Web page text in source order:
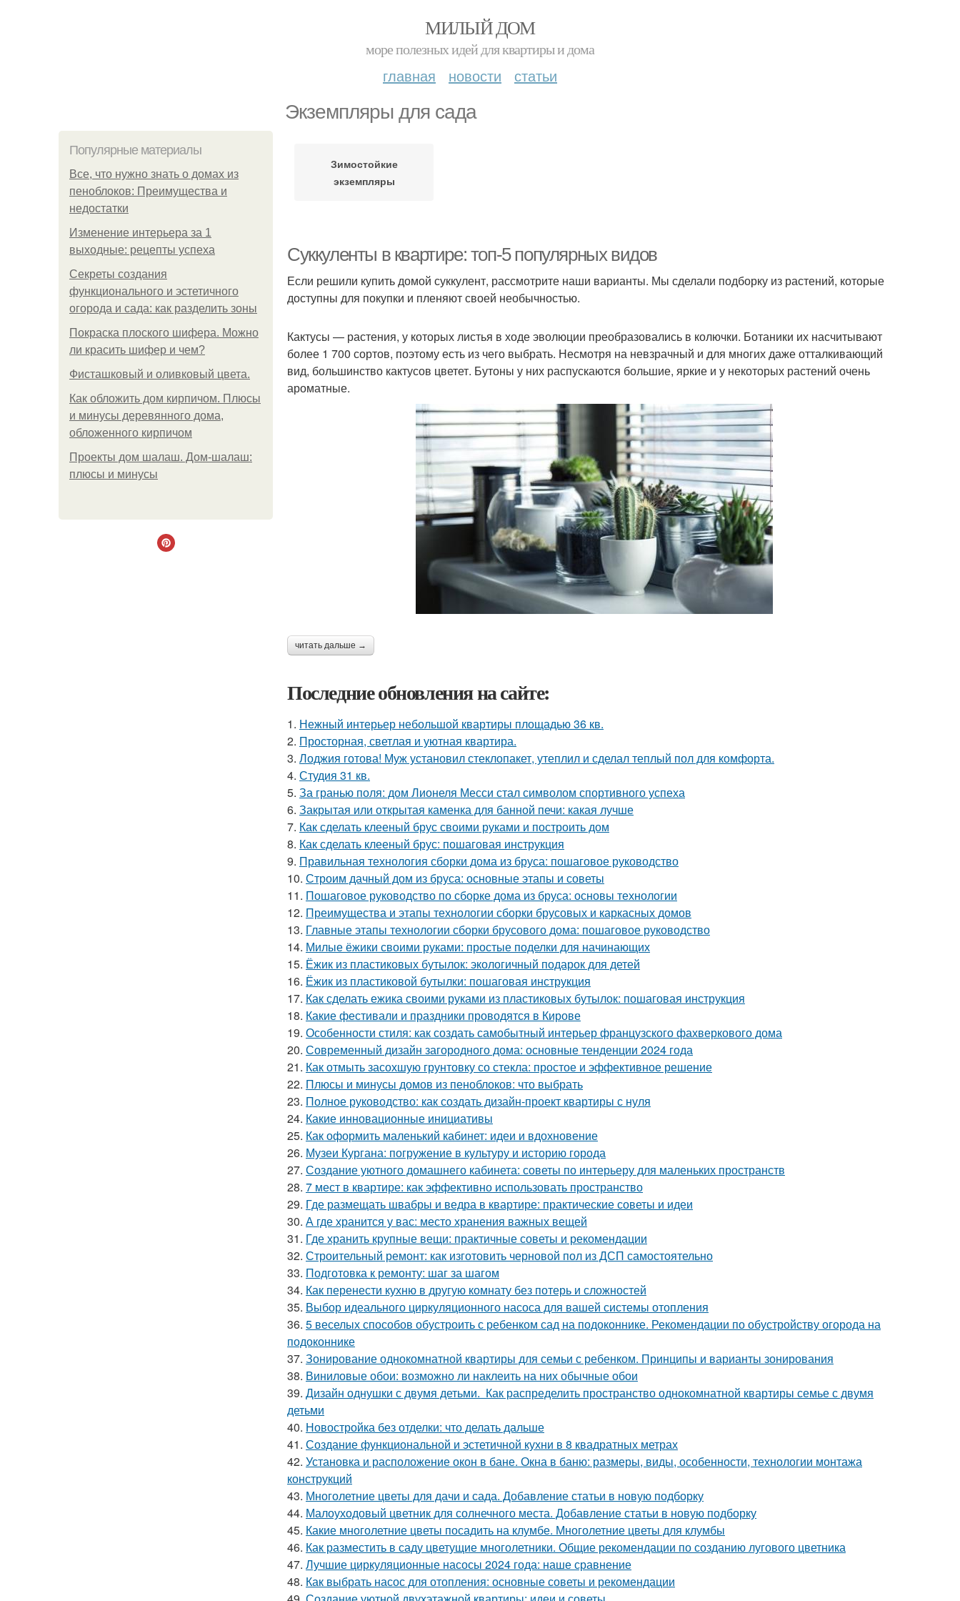
МИЛЫЙ ДОМ
море полезных идей для квартиры и дома
главная новости статьи
Экземпляры для сада
Популярные материалы
Все, что нужно знать о домах из
пеноблоков: Преимущества и
недостатки
Изменение интерьера за 1
выходные: рецепты успеха
Секреты создания
функционального и эстетичного
огорода и сада: как разделить зоны
Покраска плоского шифера. Можно
ли красить шифер и чем?
Фисташковый и оливковый цвета.
Как обложить дом кирпичом. Плюсы
и минусы деревянного дома,
обложенного кирпичом
Проекты дом шалаш. Дом-шалаш:
плюсы и минусы
Зимостойкие
экземпляры
Суккуленты в квартире: топ-5 популярных видов
Если решили купить домой суккулент, рассмотрите наши варианты. Мы сделали подборку из растений, которые
доступны для покупки и пленяют своей необычностью.
Кактусы — растения, у которых листья в ходе эволюции преобразовались в колючки. Ботаники их насчитывают
более 1 700 сортов, поэтому есть из чего выбрать. Несмотря на невзрачный и для многих даже отталкивающий
вид, большинство кактусов цветет. Бутоны у них распускаются большие, яркие и у некоторых растений очень
ароматные.
читать дальше →
Последние обновления на сайте:
1. Нежный интерьер небольшой квартиры площадью 36 кв.
2. Просторная, светлая и уютная квартира.
3. Лоджия готова! Муж установил стеклопакет, утеплил и сделал теплый пол для комфорта.
4. Студия 31 кв.
5. За гранью поля: дом Лионеля Месси стал символом спортивного успеха
6. Закрытая или открытая каменка для банной печи: какая лучше
7. Как сделать клееный брус своими руками и построить дом
8. Как сделать клееный брус: пошаговая инструкция
9. Правильная технология сборки дома из бруса: пошаговое руководство
10. Строим дачный дом из бруса: основные этапы и советы
11. Пошаговое руководство по сборке дома из бруса: основы технологии
12. Преимущества и этапы технологии сборки брусовых и каркасных домов
13. Главные этапы технологии сборки брусового дома: пошаговое руководство
14. Милые ёжики своими руками: простые поделки для начинающих
15. Ёжик из пластиковых бутылок: экологичный подарок для детей
16. Ёжик из пластиковой бутылки: пошаговая инструкция
17. Как сделать ежика своими руками из пластиковых бутылок: пошаговая инструкция
18. Какие фестивали и праздники проводятся в Кирове
19. Особенности стиля: как создать самобытный интерьер французского фахверкового дома
20. Современный дизайн загородного дома: основные тенденции 2024 года
21. Как отмыть засохшую грунтовку со стекла: простое и эффективное решение
22. Плюсы и минусы домов из пеноблоков: что выбрать
23. Полное руководство: как создать дизайн-проект квартиры с нуля
24. Какие инновационные инициативы
25. Как оформить маленький кабинет: идеи и вдохновение
26. Музеи Кургана: погружение в культуру и историю города
27. Создание уютного домашнего кабинета: советы по интерьеру для маленьких пространств
28. 7 мест в квартире: как эффективно использовать пространство
29. Где размещать швабры и ведра в квартире: практические советы и идеи
30. А где хранится у вас: место хранения важных вещей
31. Где хранить крупные вещи: практичные советы и рекомендации
32. Строительный ремонт: как изготовить черновой пол из ДСП самостоятельно
33. Подготовка к ремонту: шаг за шагом
34. Как перенести кухню в другую комнату без потерь и сложностей
35. Выбор идеального циркуляционного насоса для вашей системы отопления
36. 5 веселых способов обустроить с ребенком сад на подоконнике. Рекомендации по обустройству огорода на
подоконнике
37. Зонирование однокомнатной квартиры для семьи с ребенком. Принципы и варианты зонирования
38. Виниловые обои: возможно ли наклеить на них обычные обои
39. Дизайн однушки с двумя детьми. Как распределить пространство однокомнатной квартиры семье с двумя
детьми
40. Новостройка без отделки: что делать дальше
41. Создание функциональной и эстетичной кухни в 8 квадратных метрах
42. Установка и расположение окон в бане. Окна в баню: размеры, виды, особенности, технологии монтажа
конструкций
43. Многолетние цветы для дачи и сада. Добавление статьи в новую подборку
44. Малоуходовый цветник для солнечного места. Добавление статьи в новую подборку
45. Какие многолетние цветы посадить на клумбе. Многолетние цветы для клумбы
46. Как разместить в саду цветущие многолетники. Общие рекомендации по созданию лугового цветника
47. Лучшие циркуляционные насосы 2024 года: наше сравнение
48. Как выбрать насос для отопления: основные советы и рекомендации